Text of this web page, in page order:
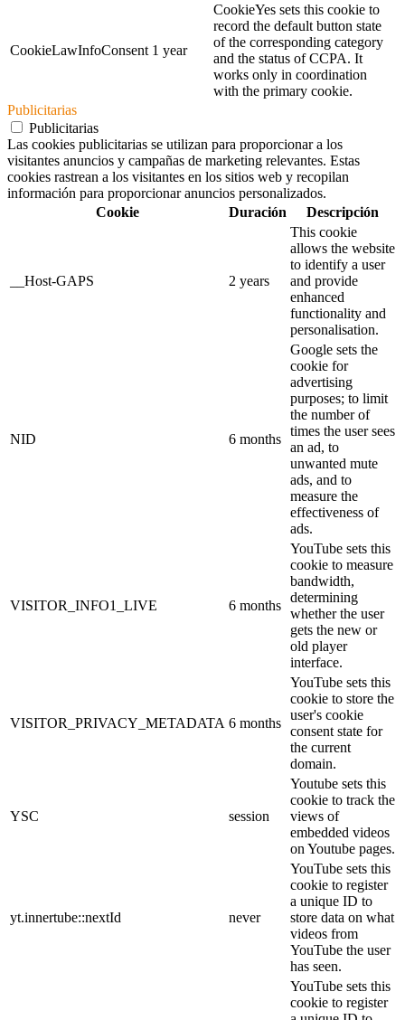
CookieLawInfoConsent 1 year
CookieYes sets this cookie to
record the default button state
of the corresponding category
and the status of CCPA. It
works only in coordination
with the primary cookie.
Publicitarias
Publicitarias
Las cookies publicitarias se utilizan para proporcionar a los
visitantes anuncios y campañas de marketing relevantes. Estas
cookies rastrean a los visitantes en los sitios web y recopilan
información para proporcionar anuncios personalizados.
Cookie
Duración Descripción
__Host-GAPS 2 years
This cookie
allows the website
to identify a user
and provide
enhanced
functionality and
personalisation.
NID 6 months
Google sets the
cookie for
advertising
purposes; to limit
the number of
times the user sees
an ad, to
unwanted mute
ads, and to
measure the
effectiveness of
ads.
VISITOR_INFO1_LIVE 6 months
YouTube sets this
cookie to measure
bandwidth,
determining
whether the user
gets the new or
old player
interface.
VISITOR_PRIVACY_METADATA 6 months
YouTube sets this
cookie to store the
user's cookie
consent state for
the current
domain.
YSC session
Youtube sets this
cookie to track the
views of
embedded videos
on Youtube pages.
yt.innertube::nextId never
YouTube sets this
cookie to register
a unique ID to
store data on what
videos from
YouTube the user
has seen.
YouTube sets this
cookie to register